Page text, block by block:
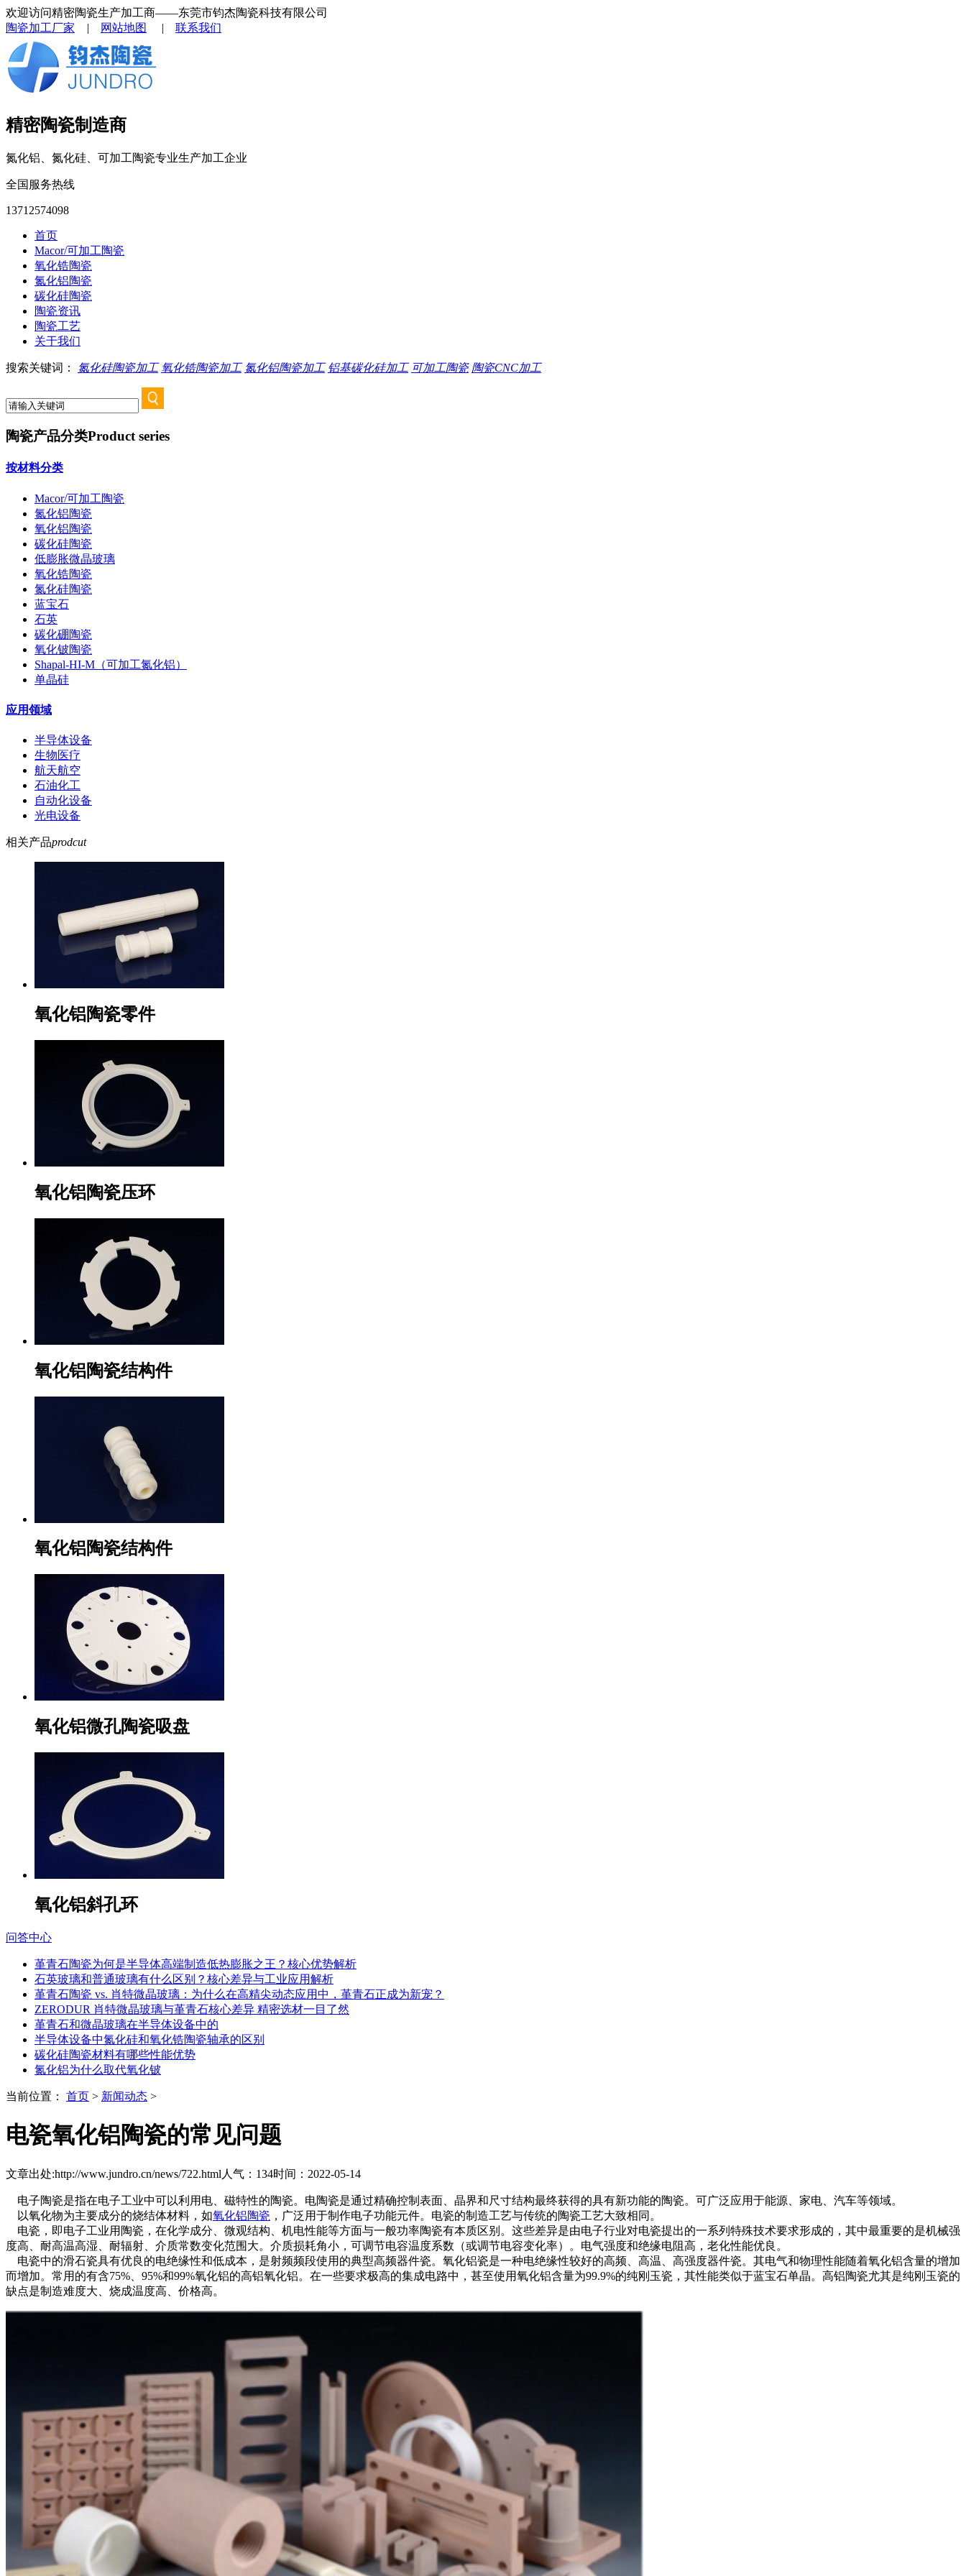
欢迎访问精密陶瓷生产加工商——东莞市钧杰陶瓷科技有限公司
陶瓷加工厂家 | 网站地图 | 联系我们
精密陶瓷制造商
氮化铝、氮化硅、可加工陶瓷专业生产加工企业
全国服务热线
13712574098
首页
Macor/可加工陶瓷
氧化锆陶瓷
氮化铝陶瓷
碳化硅陶瓷
陶瓷资讯
陶瓷工艺
关于我们
搜索关键词： 氮化硅陶瓷加工 氧化锆陶瓷加工 氮化铝陶瓷加工 铝基碳化硅加工 可加工陶瓷 陶瓷CNC加工
陶瓷产品分类Product series
按材料分类
Macor/可加工陶瓷
氮化铝陶瓷
氧化铝陶瓷
碳化硅陶瓷
低膨胀微晶玻璃
氧化锆陶瓷
氮化硅陶瓷
蓝宝石
石英
碳化硼陶瓷
氧化铍陶瓷
Shapal-HI-M（可加工氮化铝）
单晶硅
应用领域
半导体设备
生物医疗
航天航空
石油化工
自动化设备
光电设备
相关产品prodcut
氧化铝陶瓷零件
氧化铝陶瓷压环
氧化铝陶瓷结构件
氧化铝陶瓷结构件
氧化铝微孔陶瓷吸盘
氧化铝斜孔环
问答中心
堇青石陶瓷为何是半导体高端制造低热膨胀之王？核心优势解析
石英玻璃和普通玻璃有什么区别？核心差异与工业应用解析
堇青石陶瓷 vs. 肖特微晶玻璃：为什么在高精尖动态应用中，堇青石正成为新宠？
ZERODUR 肖特微晶玻璃与堇青石核心差异 精密选材一目了然
堇青石和微晶玻璃在半导体设备中的
半导体设备中氮化硅和氧化锆陶瓷轴承的区别
碳化硅陶瓷材料有哪些性能优势
氮化铝为什么取代氧化铍
当前位置： 首页 > 新闻动态 >
电瓷氧化铝陶瓷的常见问题
文章出处:http://www.jundro.cn/news/722.html 人气：134时间：2022-05-14
电子陶瓷是指在电子工业中可以利用电、磁特性的陶瓷。电陶瓷是通过精确控制表面、晶界和尺寸结构最终获得的具有新功能的陶瓷。可广泛应用于能源、家电、汽车等领域。
以氧化物为主要成分的烧结体材料，如氧化铝陶瓷 ，广泛用于制作电子功能元件。电瓷的制造工艺与传统的陶瓷工艺大致相同。
电瓷，即电子工业用陶瓷，在化学成分、微观结构、机电性能等方面与一般功率陶瓷有本质区别。这些差异是由电子行业对电瓷提出的一系列特殊技术要求形成的，其中最重要的是机械强
度高、耐高温高湿、耐辐射、介质常数变化范围大。介质损耗角小，可调节电容温度系数（或调节电容变化率）。电气强度和绝缘电阻高，老化性能优良。
电瓷中的滑石瓷具有优良的电绝缘性和低成本，是射频频段使用的典型高频器件瓷。氧化铝瓷是一种电绝缘性较好的高频、高温、高强度器件瓷。其电气和物理性能随着氧化铝含量的增加
而增加。常用的有含75%、95%和99%氧化铝的高铝氧化铝。在一些要求极高的集成电路中，甚至使用氧化铝含量为99.9%的纯刚玉瓷，其性能类似于蓝宝石单晶。高铝陶瓷尤其是纯刚玉瓷的
缺点是制造难度大、烧成温度高、价格高。